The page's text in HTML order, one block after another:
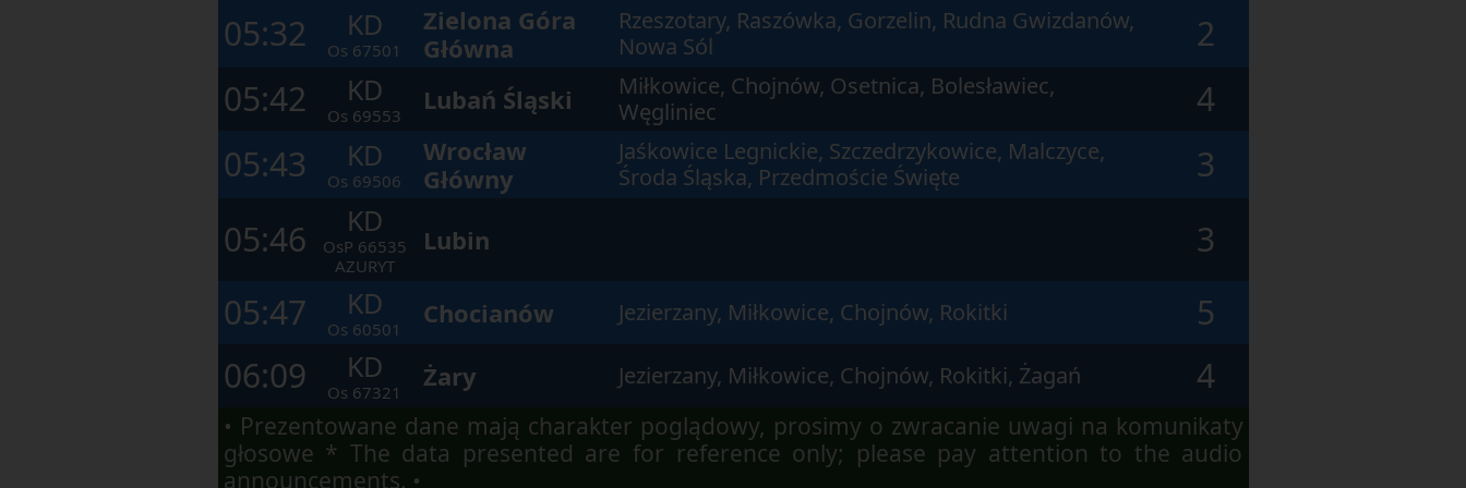
05:32
KD
Os 67501
Zielona Góra
Główna
Rzeszotary, Raszówka, Gorzelin, Rudna Gwizdanów,
Nowa Sól
2
05:42
KD
Os 69553 Lubań Śląski
Miłkowice, Chojnów, Osetnica, Bolesławiec,
Węgliniec
4
05:43
KD
Os 69506
Wrocław
Główny
Jaśkowice Legnickie, Szczedrzykowice, Malczyce,
Środa Śląska, Przedmoście Święte
3
05:46
KD
OsP 66535
AZURYT
Lubin
3
05:47
KD
Os 60501 Chocianów Jezierzany, Miłkowice, Chojnów, Rokitki
5
06:09
KD
Os 67321 Żary Jezierzany, Miłkowice, Chojnów, Rokitki, Żagań 4
• Prezentowane dane mają charakter poglądowy, prosimy o zwracanie uwagi na komunikaty
głosowe * The data presented are for reference only; please pay attention to the audio
announcements. •